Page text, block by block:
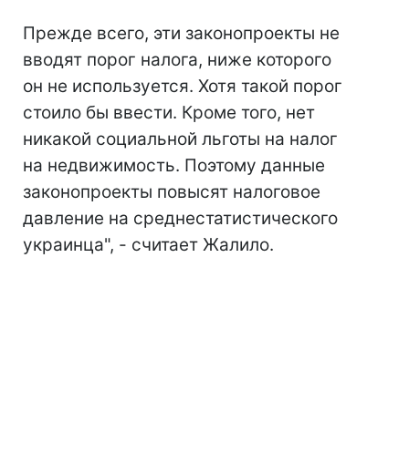
Прежде всего, эти законопроекты не
вводят порог налога, ниже которого
он не используется. Хотя такой порог
стоило бы ввести. Кроме того, нет
никакой социальной льготы на налог
на недвижимость. Поэтому данные
законопроекты повысят налоговое
давление на среднестатистического
украинца", - считает Жалило.